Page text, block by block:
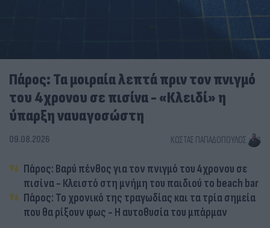
Πάρος: Τα μοιραία λεπτά πριν τον πνιγμό
του 4χρονου σε πισίνα - «Κλειδί» η
ύπαρξη ναυαγοσώστη
09.08.2026 ΚΏΣΤΑΣ ΠΑΠΑΔΌΠΟΥΛΟΣ
Πάρος: Βαρύ πένθος για τον πνιγμό του 4χρονου σε
πισίνα - Κλειστό στη μνήμη του παιδιού το beach bar
Πάρος: Το χρονικό της τραγωδίας και τα τρία σημεία
που θα ρίξουν φως - Η αυτοθυσία του μπάρμαν